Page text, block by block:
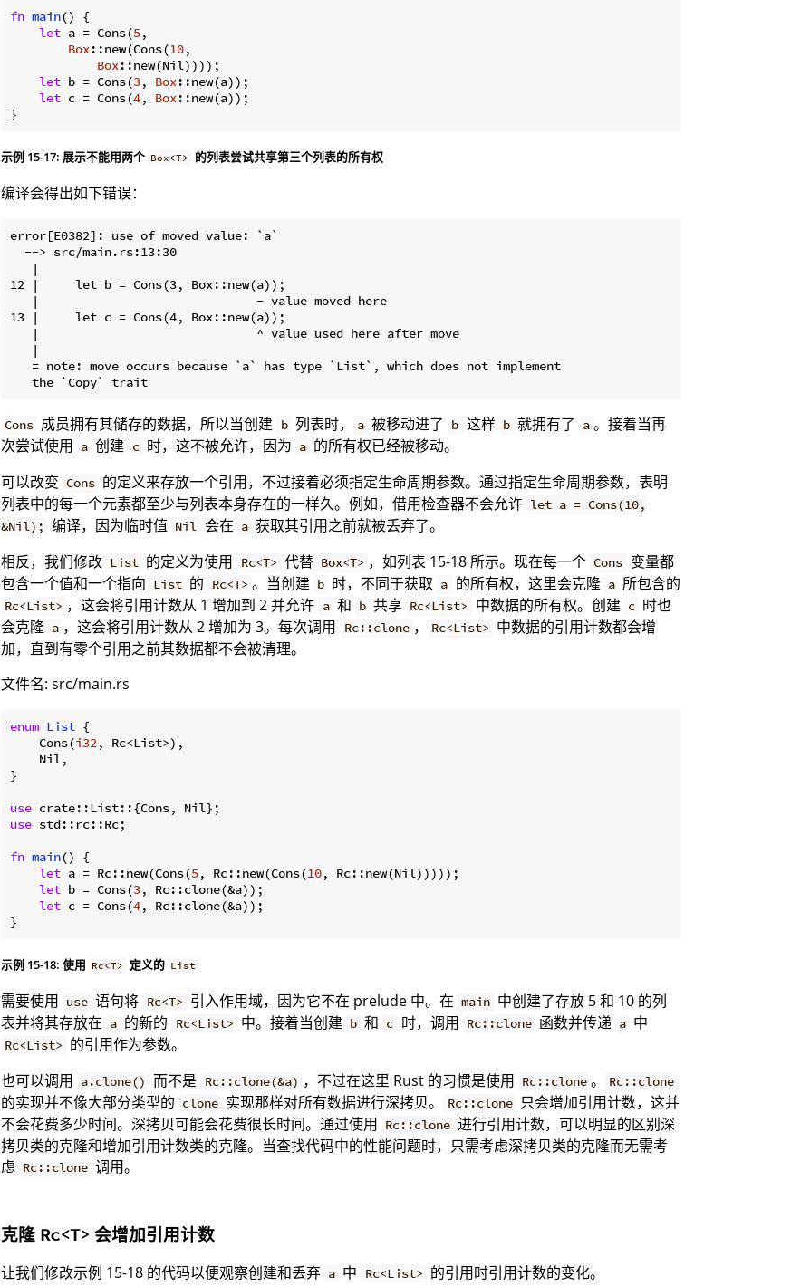
fn main() {
let a = Cons(5,
Box::new(Cons(10,
Box::new(Nil))));
let b = Cons(3, Box::new(a));
let c = Cons(4, Box::new(a));
}
示例 15-17: 展示不能用两个 Box<T> 的列表尝试共享第三个列表的所有权
编译会得出如下错误：
error[E0382]: use of moved value: `a`
  --> src/main.rs:13:30
   |
12 |     let b = Cons(3, Box::new(a));
   |                              - value moved here
13 |     let c = Cons(4, Box::new(a));
   |                              ^ value used here after move
   |
   = note: move occurs because `a` has type `List`, which does not implement
Cons 成员拥有其储存的数据，所以当创建 b 列表时， a 被移动进了 b 这样 b 就拥有了 a 。接着当再
次尝试使用 a 创建 c 时，这不被允许，因为 a 的所有权已经被移动。
可以改变 Cons 的定义来存放一个引用，不过接着必须指定生命周期参数。通过指定生命周期参数，表明
列表中的每一个元素都至少与列表本身存在的一样久。例如，借用检查器不会允许 let a = Cons(10,
&Nil); 编译，因为临时值 Nil 会在 a 获取其引用之前就被丢弃了。
相反，我们修改 List 的定义为使用 Rc<T> 代替 Box<T> ，如列表 15-18 所示。现在每一个 Cons 变量都
包含一个值和一个指向 List 的 Rc<T> 。当创建 b 时，不同于获取 a 的所有权，这里会克隆 a 所包含的
Rc<List> ，这会将引用计数从 1 增加到 2 并允许 a 和 b 共享 Rc<List> 中数据的所有权。创建 c 时也
会克隆 a ，这会将引用计数从 2 增加为 3。每次调用 Rc::clone ， Rc<List> 中数据的引用计数都会增
加，直到有零个引用之前其数据都不会被清理。
文件名: src/main.rs
enum List {
    Cons(
i32, Rc<List>),
    Nil,
}
use
use std::rc::Rc;
fn main() {
let a = Rc::new(Cons(5, Rc::new(Cons(10, Rc::new(Nil)))));
let b = Cons(3, Rc::clone(&a));
let c = Cons(4, Rc::clone(&a));
}
示例 15-18: 使用 Rc<T> 定义的 List
需要使用 use 语句将 Rc<T> 引入作用域，因为它不在 prelude 中。在 main 中创建了存放 5 和 10 的列
表并将其存放在 a 的新的 Rc<List> 中。接着当创建 b 和 c 时，调用 Rc::clone 函数并传递 a 中
Rc<List> 的引用作为参数。
也可以调用 a.clone() 而不是 Rc::clone(&a) ，不过在这里 Rust 的习惯是使用 Rc::clone 。 Rc::clone
的实现并不像大部分类型的 clone 实现那样对所有数据进行深拷贝。 Rc::clone 只会增加引用计数，这并
不会花费多少时间。深拷贝可能会花费很长时间。通过使用 Rc::clone 进行引用计数，可以明显的区别深
拷贝类的克隆和增加引用计数类的克隆。当查找代码中的性能问题时，只需考虑深拷贝类的克隆而无需考
虑 Rc::clone 调用。
克隆 Rc<T> 会增加引用计数
让我们修改示例 15-18 的代码以便观察创建和丢弃 a 中 Rc<List> 的引用时引用计数的变化。